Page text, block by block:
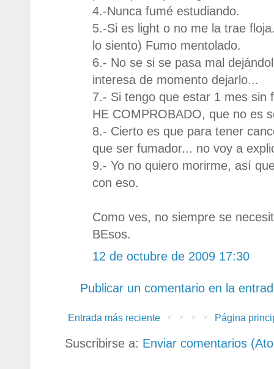
4.-Nunca fumé estudiando.
5.-Si es light o no me la trae
lo siento) Fumo mentolado.
6.- No se si se pasa mal
interesa de momento dejarlo...
7.- Si tengo que estar 1 mes sin
HE COMPROBADO, que no es
8.- Cierto es que para tener
que ser fumador... no voy a
9.- Yo no quiero morirme, así
con eso.
Como ves, no siempre se
BEsos.
12 de octubre de 2009 17:30
Publicar un comentario en la
Entrada más reciente Página
Suscribirse a: Enviar comentarios